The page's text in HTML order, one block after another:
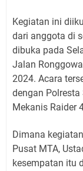
Kegiatan ini
dari anggota di
dibuka pada
Jalan
2024. Acara
dengan
Mekanis Raider
Dimana
Pusat MTA,
kesempatan itu